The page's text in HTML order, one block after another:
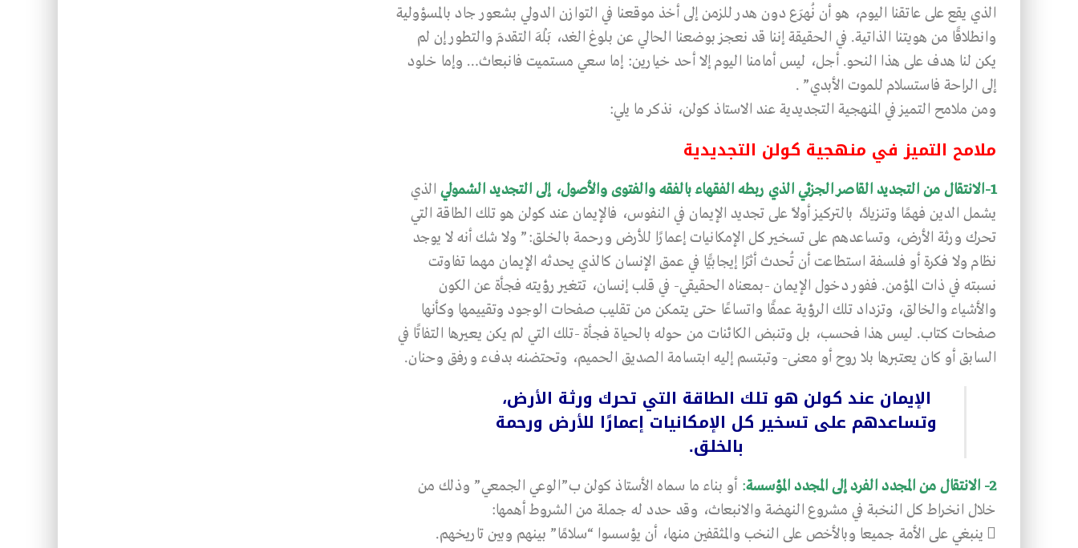
الذي يقع على عاتقنا اليوم، هو أن نُهرَع دون هدر للزمن إلى أخذ موقعنا في التوازن الدولي بشعور جاد بالمسؤولية
وانطلاقًا من هويتنا الذاتية. في الحقيقة إننا قد نعجز بوضعنا الحالي عن بلوغ الغد، بَلْهَ التقدمَ والتطور إن لم
يكن لنا هدف على هذا النحو. أجل، ليس أمامنا اليوم إلا أحد خيارين: إما سعي مستميت فانبعاث… وإما خلود
إلى الراحة فاستسلام للموت الأبدي” .
ومن ملامح التميز في المنهجية التجديدية عند الاستاذ كولن، نذكر ما يلي:
ملامح التميز في منهجية كولن التجديدية
1-الانتقال من التجديد القاصر الجزئي الذي ربطه الفقهاء بالفقه والفتوى والأصول، إلى التجديد الشمولي
الذي
يشمل الدين فهمًا وتنزيلاً، بالتركيز أولاً على تجديد الإيمان في النفوس، فالإيمان عند كولن هو تلك الطاقة التي
تحرك ورثة الأرض، وتساعدهم على تسخير كل الإمكانيات إعمارًا للأرض ورحمة بالخلق:” ولا شك أنه لا يوجد
نظام ولا فكرة أو فلسفة استطاعت أن تُحدث أثرًا إيجابيًّا في عمق الإنسان كالذي يحدثه الإيمان مهما تفاوتت
نسبته في ذات المؤمن. ففور دخول الإيمان -بمعناه الحقيقي- في قلب إنسان، تتغير رؤيته فجأة عن الكون
والأشياء والخالق، وتزداد تلك الرؤية عمقًا واتساعًا حتى يتمكن من تقليب صفحات الوجود وتقييمها وكأنها
صفحات كتاب. ليس هذا فحسب، بل وتنبض الكائنات من حوله بالحياة فجأة -تلك التي لم يكن يعيرها التفاتًا في
السابق أو كان يعتبرها بلا روح أو معنى- وتبتسم إليه ابتسامة الصديق الحميم، وتحتضنه بدفء ورفق وحنان.
الإيمان عند كولن هو تلك الطاقة التي تحرك ورثة الأرض،
وتساعدهم على تسخير كل الإمكانيات إعمارًا للأرض ورحمة
بالخلق.
2- الانتقال من المجدد الفرد إلى المجدد المؤسسة : أو بناء ما سماه الأستاذ كولن ب”الوعي الجمعي” وذلك من
خلال انخراط كل النخبة في مشروع النهضة والانبعاث، وقد حدد له جملة من الشروط أهمها:
 ينبغي على الأمة جميعا وبالأخص على النخب والمثقفين منها، أن يؤسسوا “سلامًا” بينهم وبين تاريخهم.